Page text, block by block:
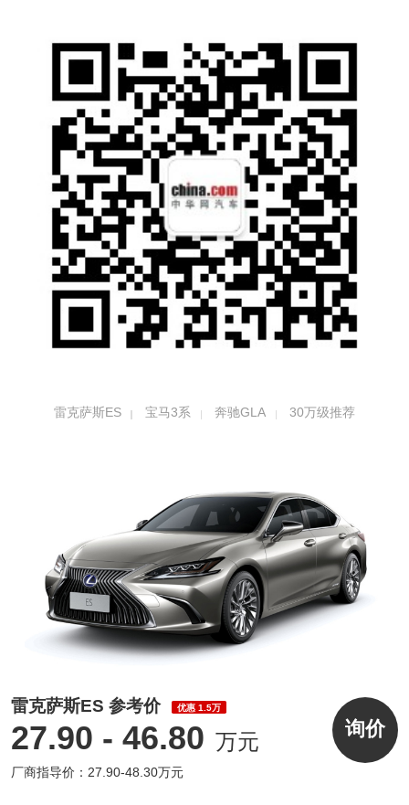
外观部分，该车依然采用雷克萨斯家族非常有
辨识度的设计风格，家族式纺锤形进气格栅十
分个性，犀利的前大灯组和雾灯组造型，整体
来看非常霸气。车身尺寸方面，雷克萨斯ES国
Ⅵ车型长宽高依然为4975/1866/1447(mm），
轴距依然为2870mm。
雷克萨斯ES 宝马3系 奔驰GLA 30万级推荐
雷克萨斯ES 参考价 优惠 1.5万
27.90 - 46.80 万元
厂商指导价：27.90-48.30万元
询价